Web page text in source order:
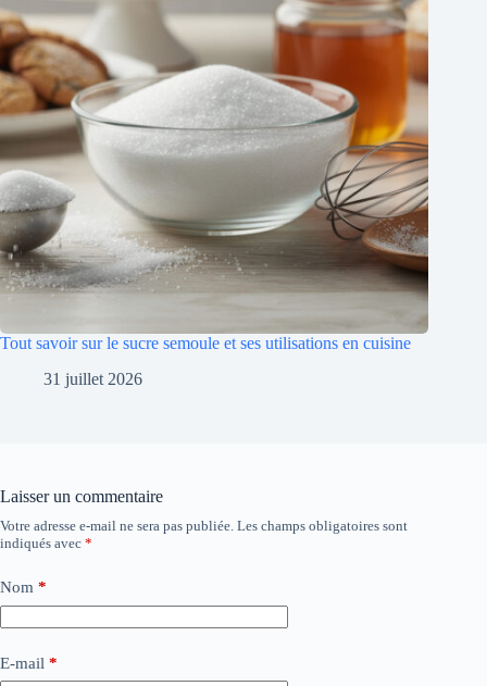
Tout savoir sur le sucre semoule et ses utilisations en cuisine
31 juillet 2026
Laisser un commentaire
Votre adresse e-mail ne sera pas publiée. Les champs obligatoires sont
indiqués avec *
Nom *
E-mail *